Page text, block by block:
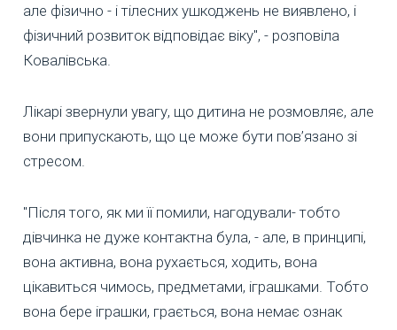
але фізично - і тілесних ушкоджень не виявлено, і
фізичний розвиток відповідає віку", - розповіла
Ковалівська.
Лікарі звернули увагу, що дитина не розмовляє, але
вони припускають, що це може бути пов’язано зі
стресом.
"Після того, як ми її помили, нагодували- тобто
дівчинка не дуже контактна була, - але, в принципі,
вона активна, вона рухається, ходить, вона
цікавиться чимось, предметами, іграшками. Тобто
вона бере іграшки, грається, вона немає ознак